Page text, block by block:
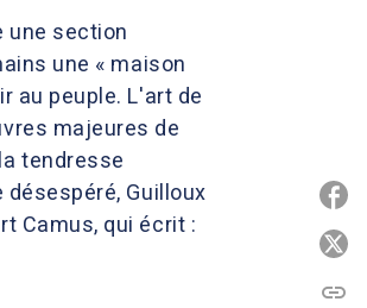
une section
une « maison
au peuple. L'art de
majeures de
tendresse
Guilloux
Camus, qui écrit :
link